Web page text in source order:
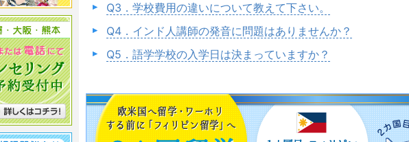
Q3．学校費用の違いについて教えて下さい。
Q4．インド人講師の発音に問題はありませんか？
Q5．語学学校の入学日は決まっていますか？